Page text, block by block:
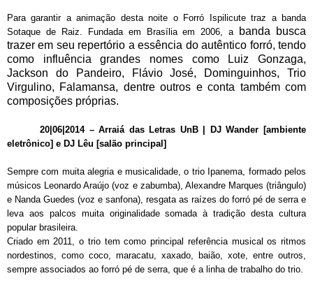
Para garantir a animação desta noite o Forró Ispilicute traz a banda
Sotaque de Raiz. Fundada em Brasília em 2006, a banda busca
trazer em seu repertório a essência do autêntico forró, tendo
como influência grandes nomes como Luiz Gonzaga,
Jackson do Pandeiro, Flávio José, Dominguinhos, Trio
Virgulino, Falamansa, dentre outros e conta também com
composições próprias.
20|06|2014 –Arraiá das Letras UnB | DJ Wander [ambiente
eletrônico] e DJ Lêu [salão principal]
Sempre com muita alegria e musicalidade, o trio Ipanema, formado pelos
músicos Leonardo Araújo (voz e zabumba), Alexandre Marques (triângulo)
e Nanda Guedes (voz e sanfona), resgata as raízes do forró pé de serra e
leva aos palcos muita originalidade somada à tradição desta cultura
popular brasileira.
Criado em 2011, o trio tem como principal referência musical os ritmos
nordestinos, como coco, maracatu, xaxado, baião, xote, entre outros,
sempre associados ao forró pé de serra, que é a linha de trabalho do trio.